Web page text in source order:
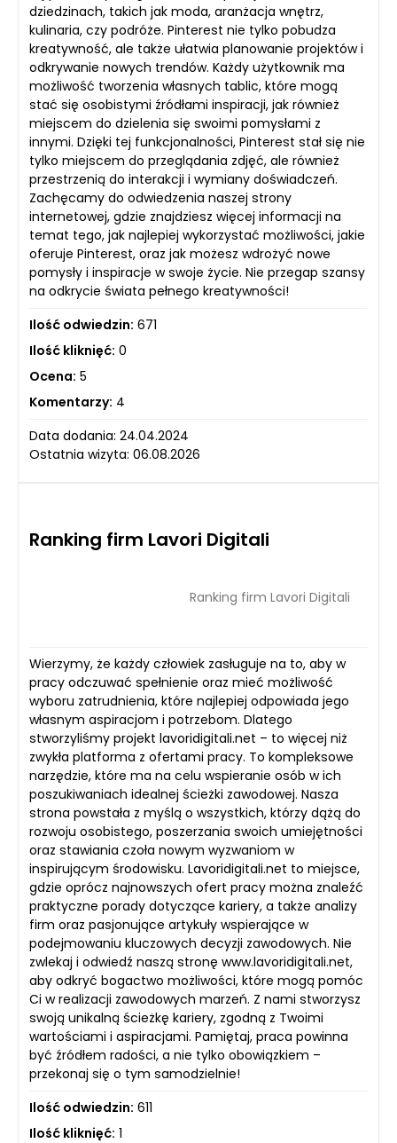
dziedzinach, takich jak moda, aranżacja wnętrz,
kulinaria, czy podróże. Pinterest nie tylko pobudza
kreatywność, ale także ułatwia planowanie projektów i
odkrywanie nowych trendów. Każdy użytkownik ma
możliwość tworzenia własnych tablic, które mogą
stać się osobistymi źródłami inspiracji, jak również
miejscem do dzielenia się swoimi pomysłami z
innymi. Dzięki tej funkcjonalności, Pinterest stał się nie
tylko miejscem do przeglądania zdjęć, ale również
przestrzenią do interakcji i wymiany doświadczeń.
Zachęcamy do odwiedzenia naszej strony
internetowej, gdzie znajdziesz więcej informacji na
temat tego, jak najlepiej wykorzystać możliwości, jakie
oferuje Pinterest, oraz jak możesz wdrożyć nowe
pomysły i inspiracje w swoje życie. Nie przegap szansy
na odkrycie świata pełnego kreatywności!
Ilość odwiedzin: 671
Ilość kliknięć: 0
Ocena: 5
Komentarzy: 4
Data dodania: 24.04.2024
Ostatnia wizyta: 06.08.2026
Ranking firm Lavori Digitali
Ranking firm Lavori Digitali
Wierzymy, że każdy człowiek zasługuje na to, aby w
pracy odczuwać spełnienie oraz mieć możliwość
wyboru zatrudnienia, które najlepiej odpowiada jego
własnym aspiracjom i potrzebom. Dlatego
stworzyliśmy projekt lavoridigitali.net – to więcej niż
zwykła platforma z ofertami pracy. To kompleksowe
narzędzie, które ma na celu wspieranie osób w ich
poszukiwaniach idealnej ścieżki zawodowej. Nasza
strona powstała z myślą o wszystkich, którzy dążą do
rozwoju osobistego, poszerzania swoich umiejętności
oraz stawiania czoła nowym wyzwaniom w
inspirującym środowisku. Lavoridigitali.net to miejsce,
gdzie oprócz najnowszych ofert pracy można znaleźć
praktyczne porady dotyczące kariery, a także analizy
firm oraz pasjonujące artykuły wspierające w
podejmowaniu kluczowych decyzji zawodowych. Nie
zwlekaj i odwiedź naszą stronę www.lavoridigitali.net,
aby odkryć bogactwo możliwości, które mogą pomóc
Ci w realizacji zawodowych marzeń. Z nami stworzysz
swoją unikalną ścieżkę kariery, zgodną z Twoimi
wartościami i aspiracjami. Pamiętaj, praca powinna
być źródłem radości, a nie tylko obowiązkiem –
przekonaj się o tym samodzielnie!
Ilość odwiedzin: 611
Ilość kliknięć: 1